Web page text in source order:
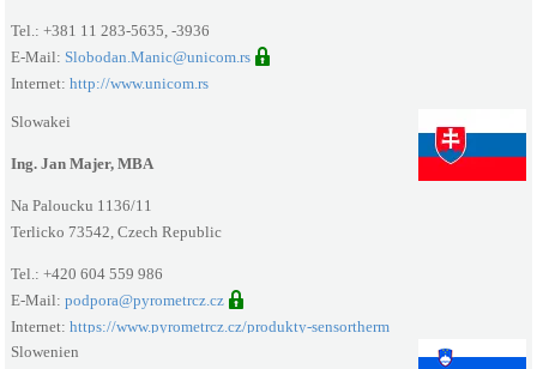
Tel.: +381 11 283-5635, -3936
E-Mail: Slobodan.Manic@unicom.rs
Internet:http://www.unicom.rs
Slowakei
Ing. Jan Majer, MBA
Na Paloucku 1136/11
Terlicko 73542, Czech Republic
Tel.: +420 604 559 986
E-Mail:podpora@pyrometrcz.cz
Internet:https://www.pyrometrcz.cz/produkty-sensortherm
Slowenien